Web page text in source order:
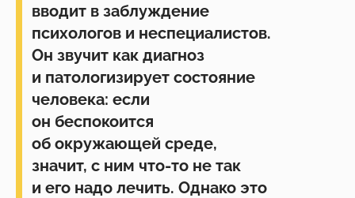
вводит в заблуждение
психологов и неспециалистов.
Он звучит как диагноз
и патологизирует состояние
человека: если
он беспокоится
об окружающей среде,
значит, с ним что-то не так
и его надо лечить. Однако это